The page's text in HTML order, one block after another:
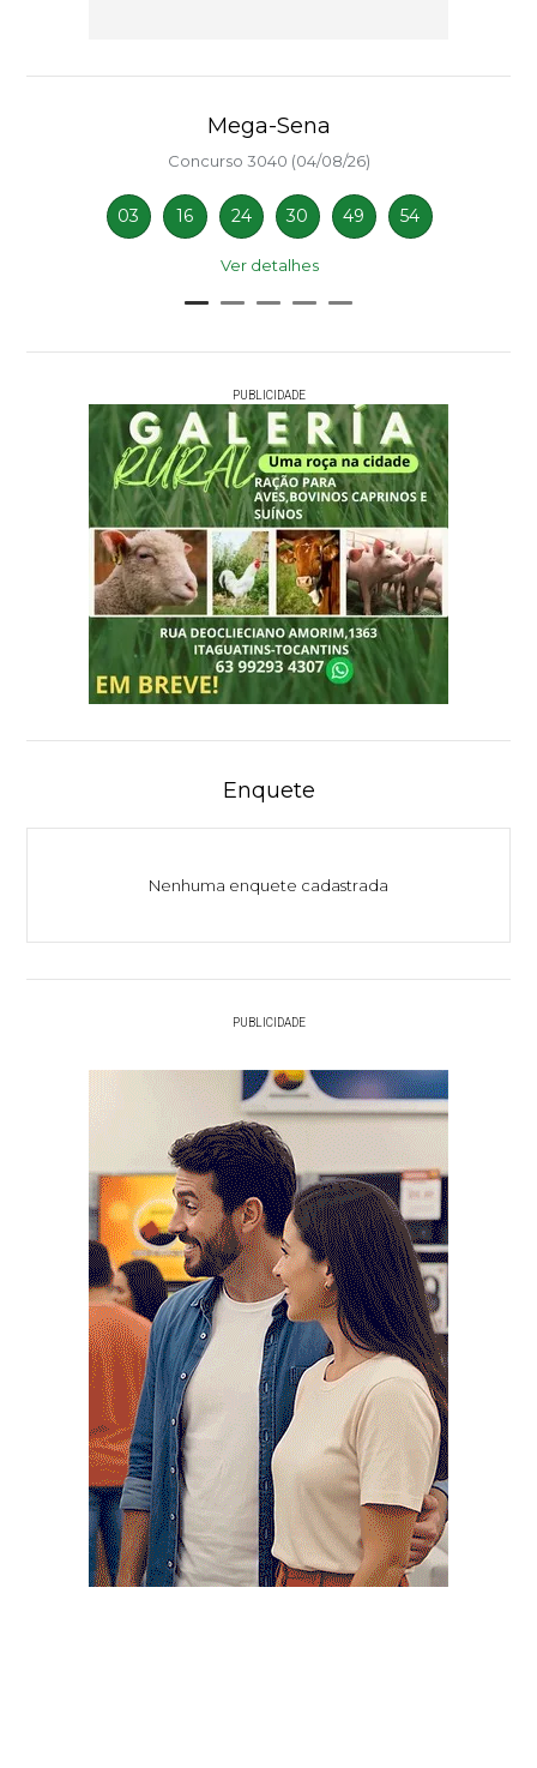
Mega-Sena
Concurso 3040 (04/08/26)
03 16 24 30 49 54
Ver detalhes
PUBLICIDADE
Enquete
Nenhuma enquete cadastrada
PUBLICIDADE